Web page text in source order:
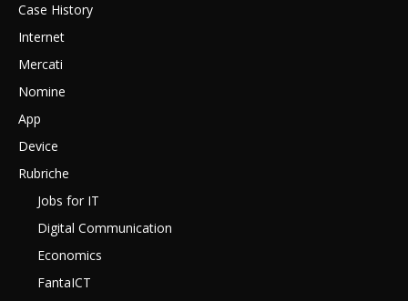
Case History
Internet
Mercati
Nomine
App
Device
Rubriche
Jobs for IT
Digital Communication
Economics
FantaICT